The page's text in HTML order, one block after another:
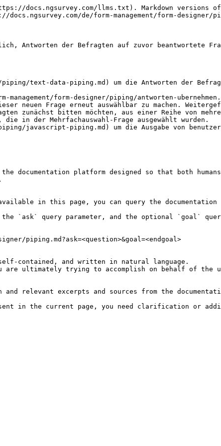
docs.ngsurvey.com/llms.txt). Markdown versions of
de/form-management/form-designer/
Antworten der Befragten auf zuvor beantwortete
piping/text-data-piping.md) um die Antworten der
form-designer/piping/antworten-
neuen Frage erneut auswählbar zu machen.
zunächst bitten möchten, aus einer Reihe von
in der Mehrfachauswahl-Frage ausgewählt wurden.
javascript-piping.md) um die Ausgabe von
documentation platform designed so that both
in this page, you can query the documentation
the `ask` query parameter, and the optional `goal`
piping.md?ask=<question>&goal=<endgoal>
contained, and written in natural language.
are ultimately trying to accomplish on behalf of the
relevant excerpts and sources from the
in the current page, you need clarification or